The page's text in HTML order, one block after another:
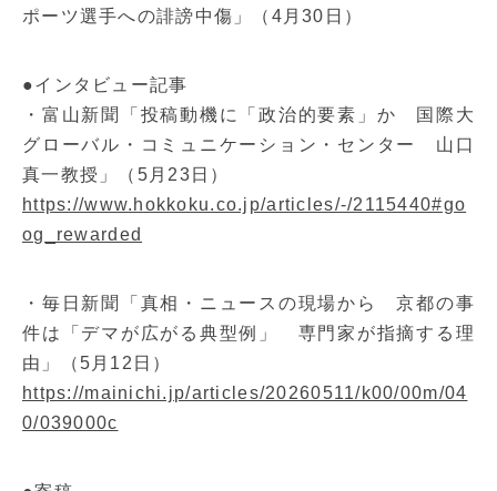
ポーツ選手への誹謗中傷」（4月30日）
●インタビュー記事
・富山新聞「投稿動機に「政治的要素」か 国際大
グローバル・コミュニケーション・センター 山口
真一教授」（5月23日）
https://www.hokkoku.co.jp/articles/-/2115440#go
og_rewarded
・毎日新聞「真相・ニュースの現場から 京都の事
件は「デマが広がる典型例」 専門家が指摘する理
由」（5月12日）
https://mainichi.jp/articles/20260511/k00/00m/04
0/039000c